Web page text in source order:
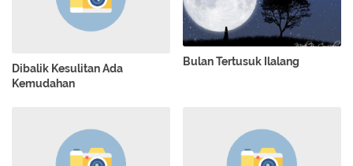
Dibalik Kesulitan Ada
Kemudahan
Bulan Tertusuk Ilalang